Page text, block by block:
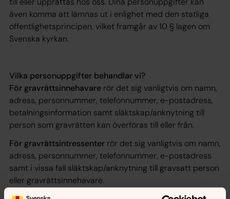
även komma att lämnas ut i enlighet med den statliga
offentlighetsprincipen, vilket framgår av 10 § lagen om
Svenska kyrkan.
Vilka personuppgifter behandlar vi?
För gravrättsinnehavare rör det sig vanligtvis om namn,
adress, personnummer, telefonnummer, e-postadress,
betalningsinformation samt släktskap/anknytning till
person som gravrätten kan överföras till eller från.
För gravrättsintressenter rör det sig vanligtvis om namn,
adress, personnummer, telefonnummer, e-postadress
samt i vissa fall släktskap/anknytning till gravsatt person
eller gravrättsinnehavare.